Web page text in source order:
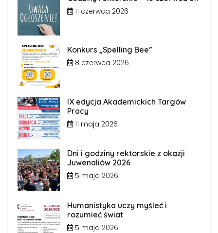
11 czerwca 2026
Konkurs „Spelling Bee”
8 czerwca 2026
IX edycja Akademickich Targów
Pracy
11 maja 2026
Dni i godziny rektorskie z okazji
Juwenaliów 2026
5 maja 2026
Humanistyka uczy myśleć i
rozumieć świat
5 maja 2026